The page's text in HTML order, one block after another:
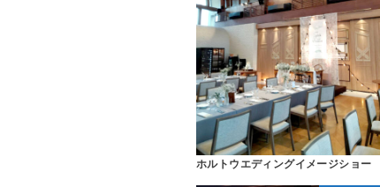
ホルトウエディングイメージショー